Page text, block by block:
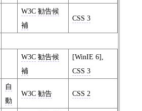
W3C 勧告候
補
CSS 3
W3C 勧告候
補
[WinIE 6],
CSS 3
自
動
W3C 勧告 CSS 2